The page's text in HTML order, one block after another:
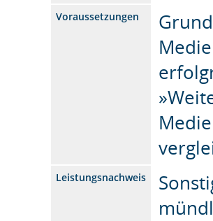
Voraussetzungen
Leistungsnachweis